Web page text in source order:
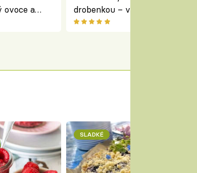
ovoce a
drobenkou – vláčný moučník
ovoce
SLADKÉ